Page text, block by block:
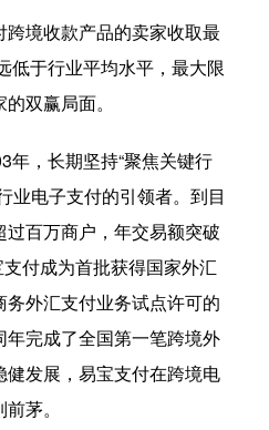
境收款产品的卖家收取最
低于行业平均水平，最大限
双赢局面。
年，长期坚持“聚焦关键行
业电子支付的引领者。到目
百万商户，年交易额突破
付成为首批获得国家外汇
外汇支付业务试点许可的
完成了全国第一笔跨境外
发展，易宝支付在跨境电
茅。